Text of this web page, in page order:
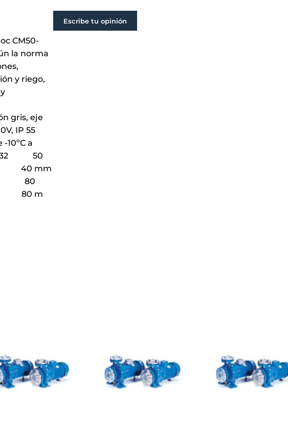
CM50-
la norma
y riego,
gris, eje
IP 55
10ºC a
32 50
40 mm
80
80 m
Escribe tu opinión